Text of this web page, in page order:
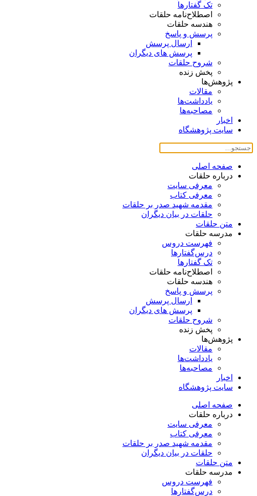
تک گفتارها
اصطلاح‌نامه حلقات
هندسه حلقات
پرسش و پاسخ
ارسال پرسش
پرسش های دیگران
شروح حلقات
پخش زنده
پژوهش‌ها
مقالات
یادداشت‌ها
مصاحبه‌ها
اخبار
سایت پژوهشگاه
صفحه اصلی
درباره حلقات
معرفی سایت
معرفی کتاب
مقدمه شهید صدر بر حلقات
حلقات در بیان دیگران
متن حلقات
مدرسه حلقات
فهرست دروس
درس‌گفتار‌ها
تک گفتارها
اصطلاح‌نامه حلقات
هندسه حلقات
پرسش و پاسخ
ارسال پرسش
پرسش های دیگران
شروح حلقات
پخش زنده
پژوهش‌ها
مقالات
یادداشت‌ها
مصاحبه‌ها
اخبار
سایت پژوهشگاه
صفحه اصلی
درباره حلقات
معرفی سایت
معرفی کتاب
مقدمه شهید صدر بر حلقات
حلقات در بیان دیگران
متن حلقات
مدرسه حلقات
فهرست دروس
درس‌گفتار‌ها